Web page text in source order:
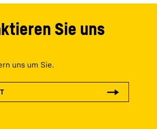
Sie uns
uns um Sie.